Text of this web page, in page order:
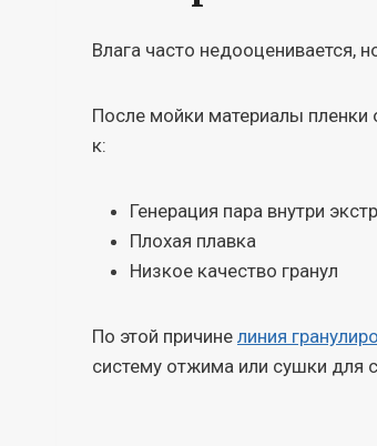
Влага часто недооценивается,
После мойки материалы пленки
к:
Генерация пара внутри
Плохая плавка
Низкое качество гранул
По этой причине линия
систему отжима или сушки для